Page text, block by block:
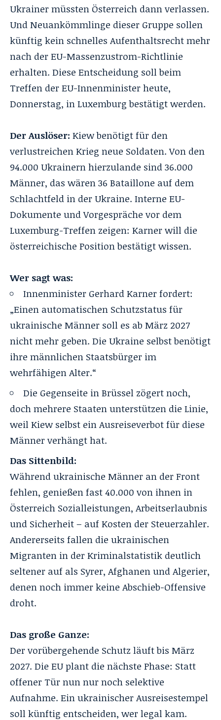
Ukrainer müssten Österreich dann verlassen.
Und Neuankömmlinge dieser Gruppe sollen
künftig kein schnelles Aufenthaltsrecht mehr
nach der EU-Massenzustrom-Richtlinie
erhalten. Diese Entscheidung soll beim
Treffen der EU-Innenminister heute,
Donnerstag, in Luxemburg bestätigt werden.
Der Auslöser: Kiew benötigt für den
verlustreichen Krieg neue Soldaten. Von den
94.000 Ukrainern hierzulande sind 36.000
Männer, das wären 36 Bataillone auf dem
Schlachtfeld in der Ukraine. Interne EU-
Dokumente und Vorgespräche vor dem
Luxemburg-Treffen zeigen: Karner will die
österreichische Position bestätigt wissen.
Wer sagt was:
Innenminister Gerhard Karner fordert:
„Einen automatischen Schutzstatus für
ukrainische Männer soll es ab März 2027
nicht mehr geben. Die Ukraine selbst benötigt
ihre männlichen Staatsbürger im
wehrfähigen Alter.“
Die Gegenseite in Brüssel zögert noch,
doch mehrere Staaten unterstützen die Linie,
weil Kiew selbst ein Ausreiseverbot für diese
Männer verhängt hat.
Das Sittenbild:
Während ukrainische Männer an der Front
fehlen, genießen fast 40.000 von ihnen in
Österreich Sozialleistungen, Arbeitserlaubnis
und Sicherheit – auf Kosten der Steuerzahler.
Andererseits fallen die ukrainischen
Migranten in der Kriminalstatistik deutlich
seltener auf als Syrer, Afghanen und Algerier,
denen noch immer keine Abschieb-Offensive
droht.
Das große Ganze:
Der vorübergehende Schutz läuft bis März
2027. Die EU plant die nächste Phase: Statt
offener Tür nun nur noch selektive
Aufnahme. Ein ukrainischer Ausreisestempel
soll künftig entscheiden, wer legal kam.